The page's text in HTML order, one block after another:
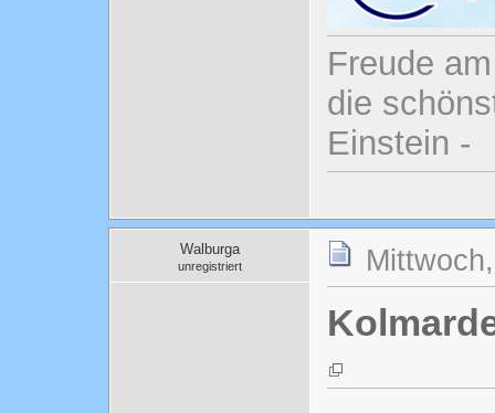
Freude
die
Einstein -
Walburga
unregistriert